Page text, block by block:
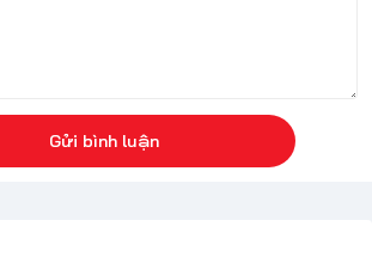
Gửi bình luận